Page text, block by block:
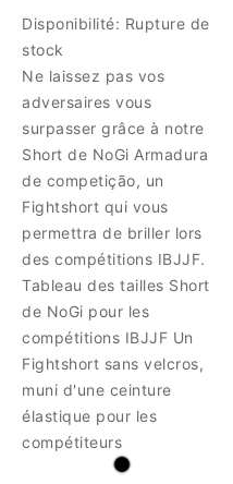
Disponibilité: Rupture de
stock
Ne laissez pas vos
adversaires vous
surpasser grâce à notre
Short de NoGi Armadura
de competição, un
Fightshort qui vous
permettra de briller lors
des compétitions IBJJF.
Tableau des tailles Short
de NoGi pour les
compétitions IBJJF Un
Fightshort sans velcros,
muni d'une ceinture
élastique pour les
compétiteurs